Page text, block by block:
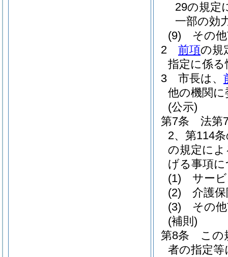
29の規定
一部の効
(9)
その
2
前項の規
指定に係
3
市長は、
他の機関
(公示)
第7条
法第
2、第114
の規定に
げる事項
(1)
サー
(2)
介護
(3)
その
(補則)
第8条
この
者の指定